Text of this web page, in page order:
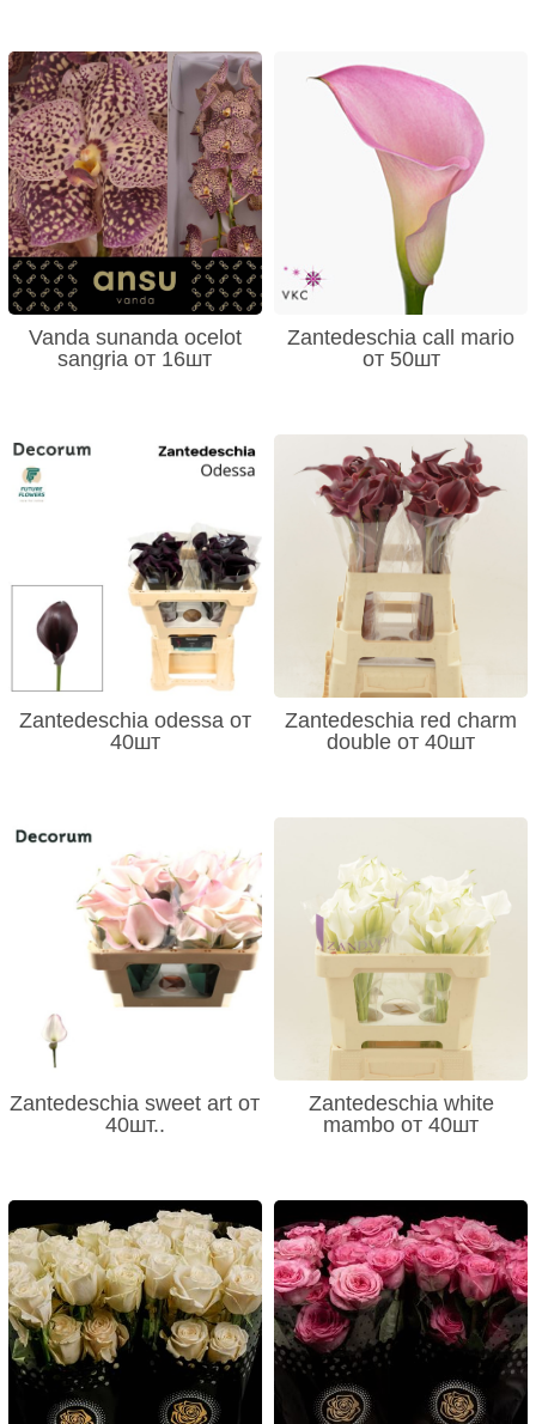
Vanda sunanda ocelot
sangria от 16шт
Zantedeschia call mario
от 50шт
Zantedeschia odessa от
40шт
Zantedeschia red charm
double от 40шт
Zantedeschia sweet art от
40шт..
Zantedeschia white
mambo от 40шт